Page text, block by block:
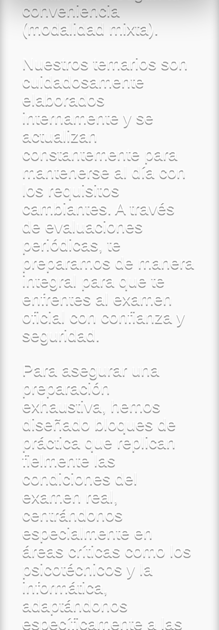
conveniencia
(modalidad mixta).
Nuestros temarios son
cuidadosamente
elaborados
internamente y se
actualizan
constantemente para
mantenerse al día con
los requisitos
cambiantes. A través
de evaluaciones
periódicas, te
preparamos de manera
integral para que te
enfrentes al examen
oficial con confianza y
seguridad.
Para asegurar una
preparación
exhaustiva, hemos
diseñado bloques de
práctica que replican
fielmente las
condiciones del
examen real,
centrándonos
especialmente en
áreas críticas como los
psicotécnicos y la
informática,
adaptándonos
específicamente a las